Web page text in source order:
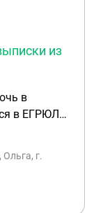
из
в
в ЕГРЮЛ
у
ЕГРЮЛ
г.